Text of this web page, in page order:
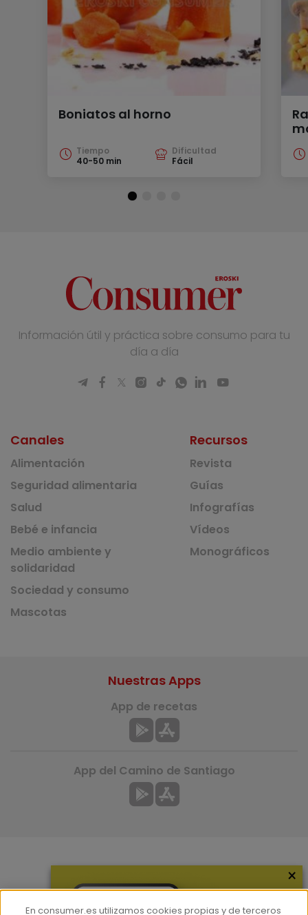
Boniatos al horno
Tiempo
40-50 min
Dificultad
Fácil
Información útil y práctica sobre consumo para tu
día a día
Canales
Alimentación
Seguridad alimentaria
Salud
Bebé e infancia
Medio ambiente y
solidaridad
Sociedad y consumo
Mascotas
Recursos
Revista
Guías
Infografías
Vídeos
Monográficos
Nuestras Apps
App de recetas
App del Camino de Santiago
×
En consumer.es utilizamos cookies propias y de terceros